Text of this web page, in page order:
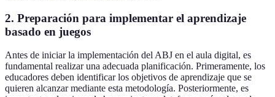
2. Preparación para implementar el aprendizaje
basado en juegos
Antes de iniciar la implementación del ABJ en el aula digital, es
fundamental realizar una adecuada planificación. Primeramente, los
educadores deben identificar los objetivos de aprendizaje que se
quieren alcanzar mediante esta metodología. Posteriormente, es